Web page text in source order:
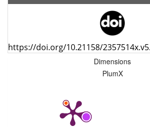
https://doi.org/10.21158/
Dimensions
PlumX